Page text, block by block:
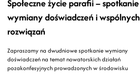
Społeczne życie parafii – spotkanie
wymiany doświadczeń i wspólnych
rozwiązań
Zapraszamy na dwudniowe spotkanie wymiany
doświadczeń na temat nowatorskich działań
pozakonfesyjnych prowadzonych w środowisku